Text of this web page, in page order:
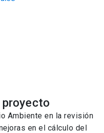
Ambiente en la revisión
en el cálculo del